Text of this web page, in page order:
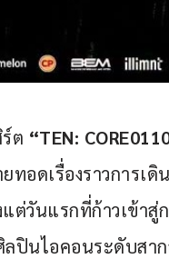
ต “TEN:
ทอดเรื่องราวการเ
แต่วันแรกที่ก้าวเข้า
ปินไอคอนระดับสาก